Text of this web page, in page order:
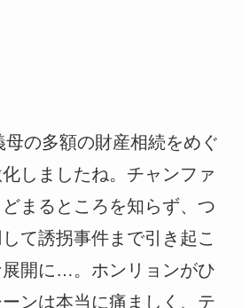
の多額の財産相続をめぐ
しましたね。チャンファ
まるところを知らず、つ
て誘拐事件まで引き起こ
開に…。ホンリョンがひ
ンは本当に痛ましく、テ